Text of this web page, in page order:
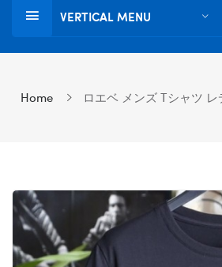
VERTICAL MENU
Home ロエベ メンズ Tシャツ